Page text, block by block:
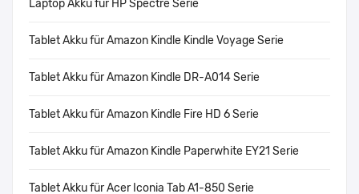
Laptop Akku für HP Spectre Serie
Tablet Akku für Amazon Kindle Kindle Voyage Serie
Tablet Akku für Amazon Kindle DR-A014 Serie
Tablet Akku für Amazon Kindle Fire HD 6 Serie
Tablet Akku für Amazon Kindle Paperwhite EY21 Serie
Tablet Akku für Acer Iconia Tab A1-850 Serie